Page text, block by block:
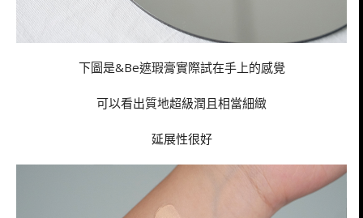
下圖是&Be遮瑕膏實際試在手上的感覺
可以看出質地超級潤且相當細緻
延展性很好